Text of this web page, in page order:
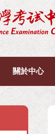
關於中心